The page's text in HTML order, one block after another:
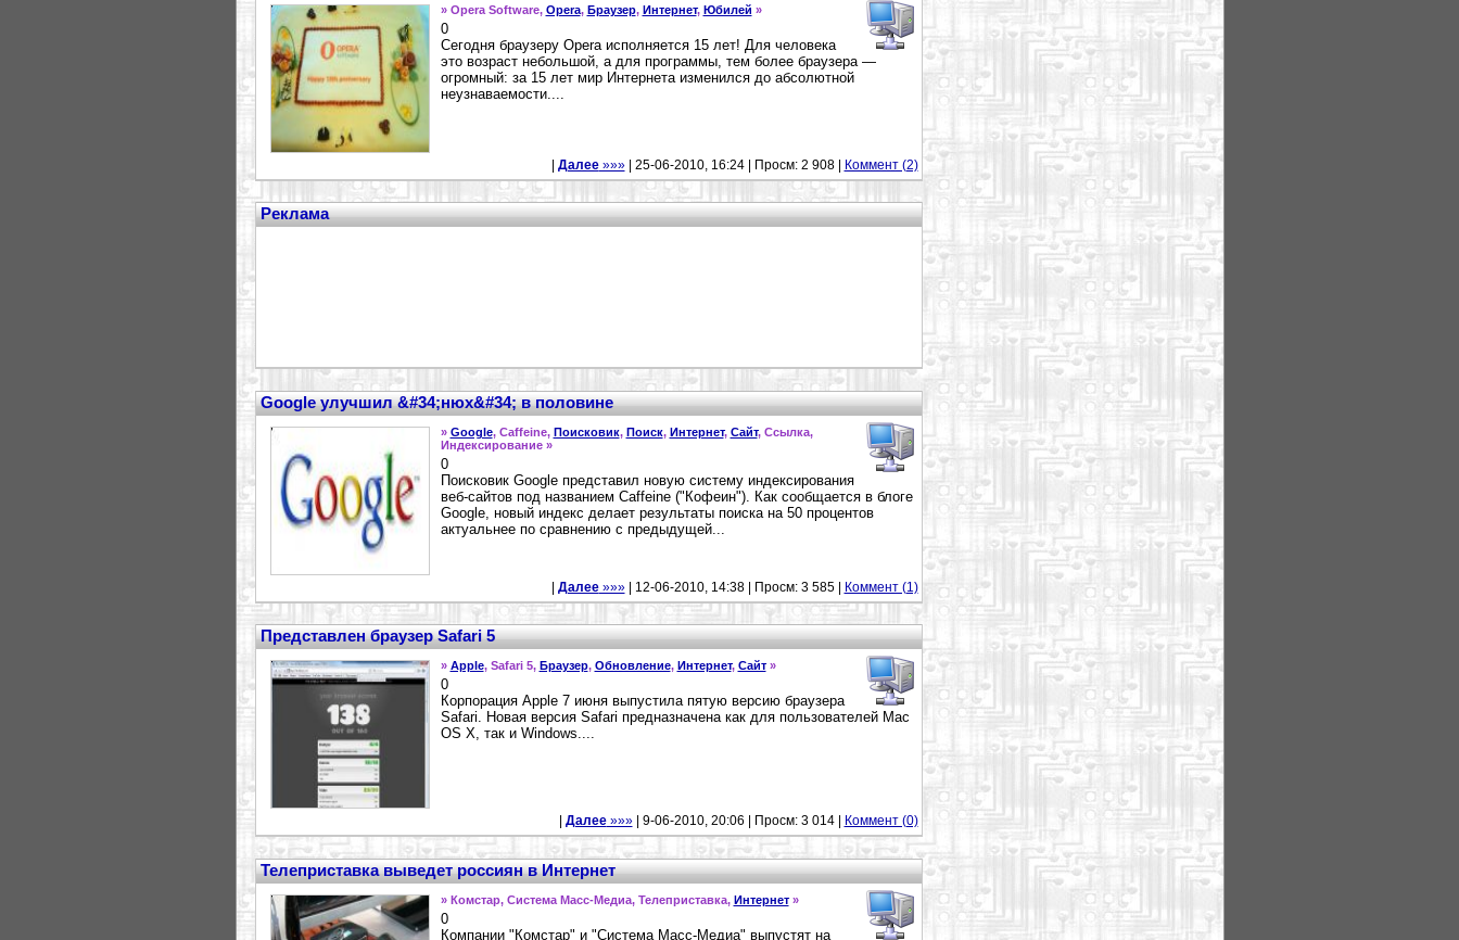
» Opera Software, Opera, Браузер, Интернет, Юбилей »
0
Сегодня браузеру Opera исполняется 15 лет! Для человека
это возраст небольшой, а для программы, тем более браузера —
огромный: за 15 лет мир Интернета изменился до абсолютной
неузнаваемости....
Далее»»»| 25-06-2010, 16:24 | Просм: 2 908 | Коммент (2)
Реклама
Google улучшил &#34;нюх&#34; в половине
» Google, Caffeine, Поисковик, Поиск, Интернет, Сайт, Ссылка,
Индексирование »
0
Поисковик Google представил новую систему индексирования
веб-сайтов под названием Caffeine ("Кофеин"). Как сообщается в блоге
Google, новый индекс делает результаты поиска на 50 процентов
актуальнее по сравнению с предыдущей...
Далее»»»| 12-06-2010, 14:38 | Просм: 3 585 | Коммент (1)
Представлен браузер Safari 5
» Apple, Safari 5, Браузер, Обновление, Интернет, Сайт»
0
Корпорация Apple 7 июня выпустила пятую версию браузера
Safari. Новая версия Safari предназначена как для пользователей Mac
OS X, так и Windows....
Далее»»»| 9-06-2010, 20:06 | Просм: 3 014 | Коммент (0)
Телеприставка выведет россиян в Интернет
» Комстар, Система Масс-Медиа, Телеприставка, Интернет»
0
Компании "Комстар" и "Система Масс-Медиа" выпустят на